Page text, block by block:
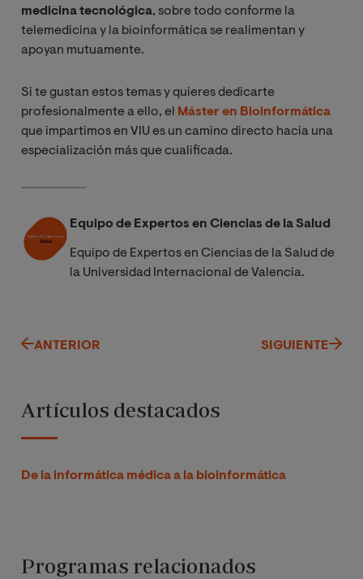
medicina tecnológica, sobre todo conforme la
telemedicina y la bioinformática se realimentan y
apoyan mutuamente.
Si te gustan estos temas y quieres dedicarte
profesionalmente a ello, el
Máster en Bioinformática
que impartimos en VIU es un camino directo hacia una
especialización más que cualificada.
Equipo de Expertos en Ciencias de la Salud
Equipo de Expertos en Ciencias de la Salud de
la Universidad Internacional de Valencia.
ANTERIOR SIGUIENTE
Artículos destacados
De la informática médica a la bioinformática
Programas relacionados